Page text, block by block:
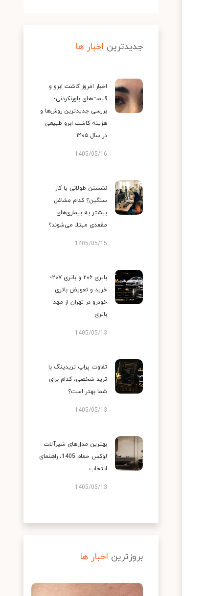
جدیدترین اخبار ها
اخبار امروز کاشت ابرو و
قیمت‌های باورنکردنی؛
بررسی جدیدترین روش‌ها و
هزینه کاشت ابرو طبیعی
در سال ۱۴۰۵
1405/05/16
نشستن طولانی یا کار
سنگین؟ کدام مشاغل
بیشتر به بیماری‌های
مقعدی مبتلا می‌شوند؟
1405/05/15
باتری ۲۰۶ و باتری ۲۰۷؛
خرید و تعویض باتری
خودرو در تهران از مهد
باتری
1405/05/13
تفاوت پراپ تریدینگ با
ترید شخصی، کدام برای
شما بهتر است؟
1405/05/13
بهترین مدل‌های شیرآلات
لوکس حمام 1405، راهنمای
انتخاب
1405/05/13
بروزترین اخبار ها